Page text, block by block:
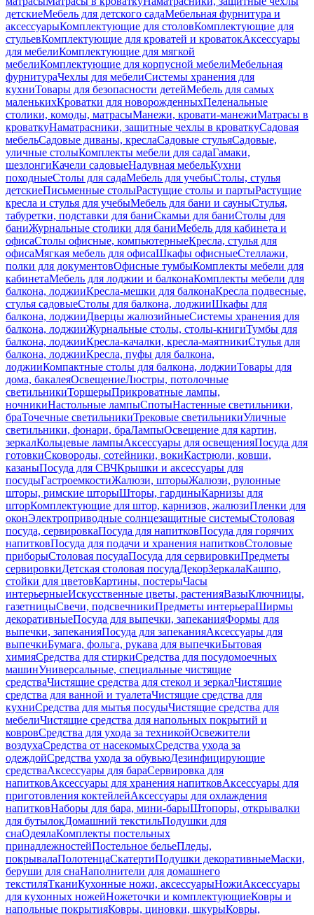
детскиеМебель для детского садаМебельная фурнитура и
аксессуарыКомплектующие для столовКомплектующие для
стульевКомплектующие для кроватей и кроватокАксессуары
для мебелиКомплектующие для мягкой
мебелиКомплектующие для корпусной мебелиМебельная
фурнитураЧехлы для мебелиСистемы хранения для
кухниТовары для безопасности детейМебель для самых
маленькихКроватки для новорожденныхПеленальные
столики, комоды, матрасыМанежи, кровати-манежиМатрасы в
кроваткуНаматрасники, защитные чехлы в кроваткуСадовая
мебельСадовые диваны, креслаСадовые стульяСадовые,
уличные столыКомплекты мебели для садаГамаки,
шезлонгиКачели садовыеНадувная мебельКухни
походныеСтолы для садаМебель для учебыСтолы, стулья
детскиеПисьменные столыРастущие столы и партыРастущие
кресла и стулья для учебыМебель для бани и сауныСтулья,
табуретки, подставки для баниСкамьи для баниСтолы для
баниЖурнальные столики для баниМебель для кабинета и
офисаСтолы офисные, компьютерныеКресла, стулья для
офисаМягкая мебель для офисаШкафы офисныеСтеллажи,
полки для документовОфисные тумбыКомплекты мебели для
кабинетаМебель для лоджии и балконаКомплекты мебели для
балкона, лоджииКресла-мешки для балконаКресла подвесные,
стулья садовыеСтолы для балкона, лоджииШкафы для
балкона, лоджииДверцы жалюзийныеСистемы хранения для
балкона, лоджииЖурнальные столы, столы-книгиТумбы для
балкона, лоджииКресла-качалки, кресла-маятникиСтулья для
балкона, лоджииКресла, пуфы для балкона,
лоджииКомпактные столы для балкона, лоджииТовары для
дома, бакалеяОсвещениеЛюстры, потолочные
светильникиТоршерыПрикроватные лампы,
ночникиНастольные лампыСпотыНастенные светильники,
браТочечные светильникиТрековые светильникиУличные
светильники, фонари, браЛампыОсвещение для картин,
зеркалКольцевые лампыАксессуары для освещенияПосуда для
готовкиСковороды, сотейники, вокиКастрюли, ковши,
казаныПосуда для СВЧКрышки и аксессуары для
посудыГастроемкостиЖалюзи, шторыЖалюзи, рулонные
шторы, римские шторыШторы, гардиныКарнизы для
шторКомплектующие для штор, карнизов, жалюзиПленки для
оконЭлектроприводные солнцезащитные системыСтоловая
посуда, сервировкаПосуда для напитковПосуда для горячих
напитковПосуда для подачи и хранения напитковСтоловые
приборыСтоловая посудаПосуда для сервировкиПредметы
сервировкиДетская столовая посудаДекорЗеркалаКашпо,
стойки для цветовКартины, постерыЧасы
интерьерныеИскусственные цветы, растенияВазыКлючницы,
газетницыСвечи, подсвечникиПредметы интерьераШирмы
декоративныеПосуда для выпечки, запеканияФормы для
выпечки, запеканияПосуда для запеканияАксессуары для
выпечкиБумага, фольга, рукава для выпечкиБытовая
химияСредства для стиркиСредства для посудомоечных
машинУниверсальные, специальные чистящие
средстваЧистящие средства для стекол и зеркалЧистящие
средства для ванной и туалетаЧистящие средства для
кухниСредства для мытья посудыЧистящие средства для
мебелиЧистящие средства для напольных покрытий и
ковровСредства для ухода за техникойОсвежители
воздухаСредства от насекомыхСредства ухода за
одеждойСредства ухода за обувьюДезинфицирующие
средстваАксессуары для бараСервировка для
напитковАксессуары для хранения напитковАксессуары для
приготовления коктейлейАксессуары для охлаждения
напитковНаборы для бара, мини-барыШтопоры, открывалки
для бутылокДомашний текстильПодушки для
снаОдеялаКомплекты постельных
принадлежностейПостельное бельеПледы,
покрывалаПолотенцаСкатертиПодушки декоративныеМаски,
беруши для снаНаполнители для домашнего
текстиляТканиКухонные ножи, аксессуарыНожиАксессуары
для кухонных ножейНожеточки и комплектующиеКовры и
напольные покрытияКовры, циновки, шкурыКовры,